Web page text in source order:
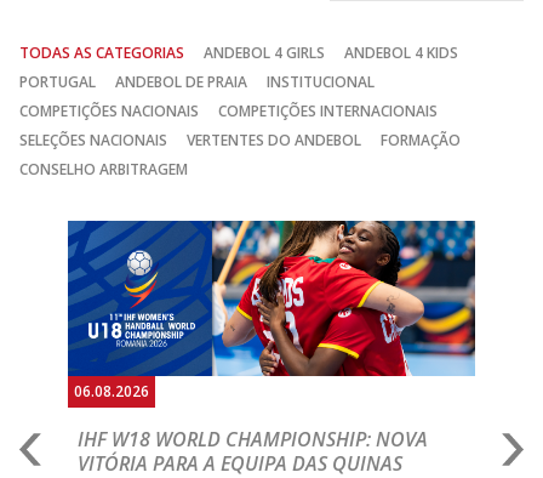
TODAS AS CATEGORIAS ANDEBOL 4 GIRLS
ANDEBOL 4 KIDS
PORTUGAL
ANDEBOL DE PRAIA
INSTITUCIONAL
COMPETIÇÕES NACIONAIS
COMPETIÇÕES INTERNACIONAIS
SELEÇÕES NACIONAIS
VERTENTES DO ANDEBOL
FORMAÇÃO
CONSELHO ARBITRAGEM
06.08.2026
IHF W18 WORLD CHAMPIONSHIP: NOVA
VITÓRIA PARA A EQUIPA DAS QUINAS
Anterior